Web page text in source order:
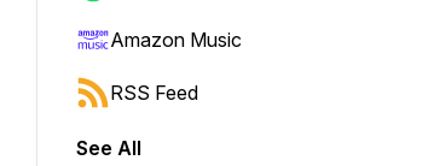
to jump forward or backward.
Amazon Music
RSS Feed
See All